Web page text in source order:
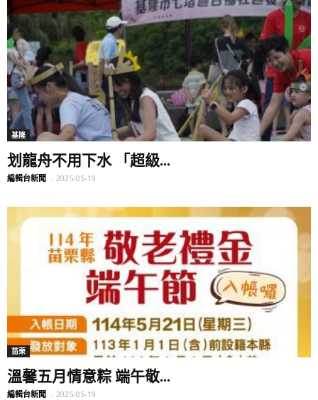
基隆
划龍舟不用下水 「超級...
編輯台新聞 - 2025-05-19
苗栗
溫馨五月情意粽 端午敬...
編輯台新聞 - 2025-05-19